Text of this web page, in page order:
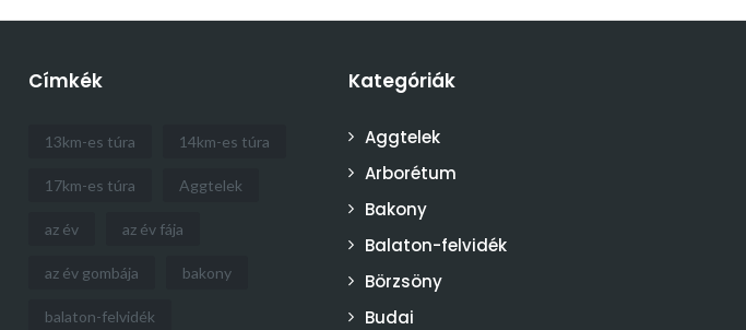
Címkék
13km-es túra 14km-es túra
17km-es túra Aggtelek
az év az év fája
az év gombája bakony
balaton-felvidék
Kategóriák
Aggtelek
Arborétum
Bakony
Balaton-felvidék
Börzsöny
Budai